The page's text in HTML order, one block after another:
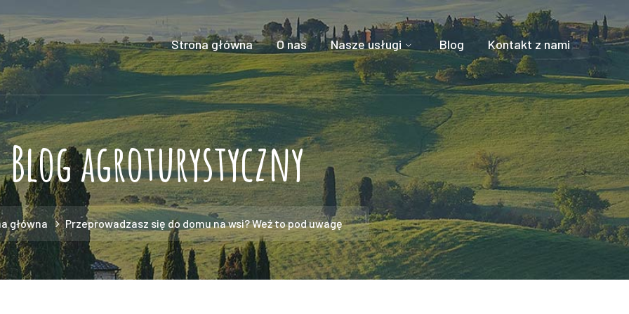
Strona główna O nas Nasze usługi Blog Kontakt z nami
Blog agroturystyczny
główna Przeprowadzasz się do domu na wsi? Weź to pod uwagę